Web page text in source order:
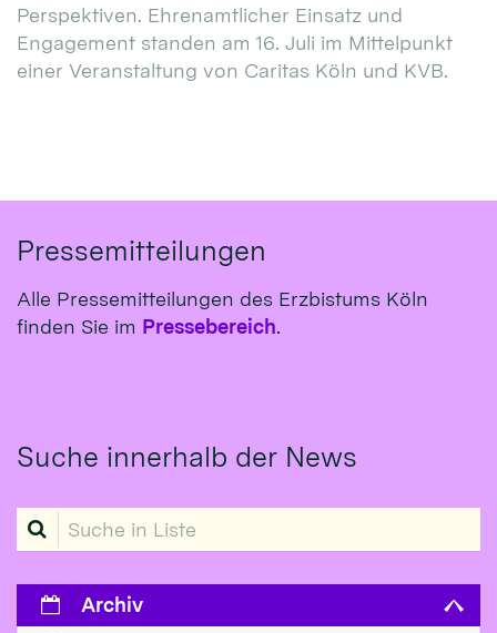
Perspektiven. Ehrenamtlicher Einsatz und
Engagement standen am 16. Juli im Mittelpunkt
einer Veranstaltung von Caritas Köln und KVB.
Pressemitteilungen
Alle Pressemitteilungen des Erzbistums Köln
finden Sie im Pressebereich.
Suche innerhalb der News
Suche in Liste
Archiv